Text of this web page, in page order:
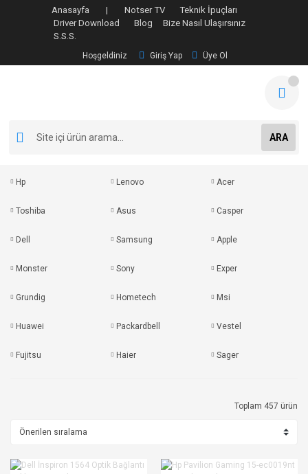
Anasayfa | Notser TV
Teknik İpuçları
Driver Download
Blog
Bize Nasıl Ulaşırsınız
S.S.S.
Hoşgeldiniz Giriş Yap Üye Ol
ARA
Hp Lenovo Acer
Toshiba Asus Casper
Dell Samsung Apple
Monster Sony Exper
Grundig Hometech Msi
Huawei Packardbell Vestel
Fujitsu Haier Sager
Toplam 457 ürün